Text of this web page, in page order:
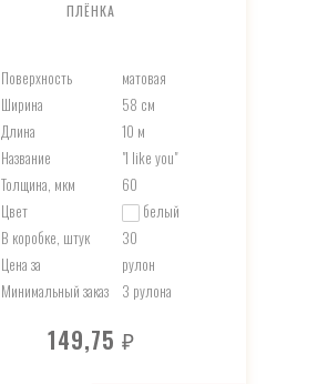
ПЛЁНКА
Поверхность
матовая
Ширина
58 см
Длина
10 м
Название
"I like you"
Толщина, мкм
60
Цвет
белый
В коробке, штук
30
Цена за
рулон
Минимальный заказ
3 рулона
149,75 ₽